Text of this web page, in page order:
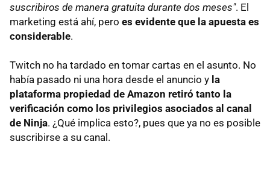
suscribiros de manera gratuita durante dos meses". El
marketing está ahí, pero es evidente que la apuesta es
considerable.
Twitch no ha tardado en tomar cartas en el asunto. No
había pasado ni una hora desde el anuncio y la
plataforma propiedad de Amazon retiró tanto la
verificación como los privilegios asociados al canal
de Ninja. ¿Qué implica esto?, pues que ya no es posible
suscribirse a su canal.